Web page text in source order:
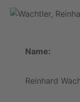
Name:
Reinhard